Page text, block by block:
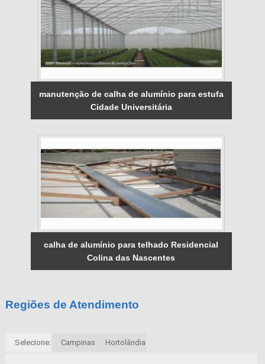
manutenção de calha de alumínio para estufa
Cidade Universitária
calha de alumínio para telhado Residencial
Colina das Nascentes
Regiões de Atendimento
Selecione: Campinas Hortolândia